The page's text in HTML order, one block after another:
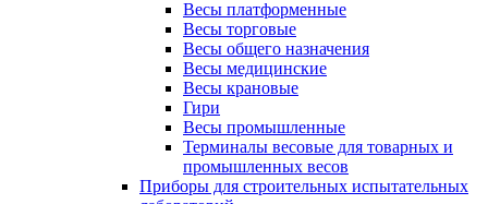
Весы платформенные
Весы торговые
Весы общего назначения
Весы медицинские
Весы крановые
Гири
Весы промышленные
Терминалы весовые для товарных и
промышленных весов
Приборы для строительных испытательных